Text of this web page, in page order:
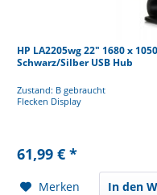
HP LA2205wg 22" 1680 x
Schwarz/Silber USB Hub
Zustand: B gebraucht
Flecken Display
61,99 € *
Merken In den